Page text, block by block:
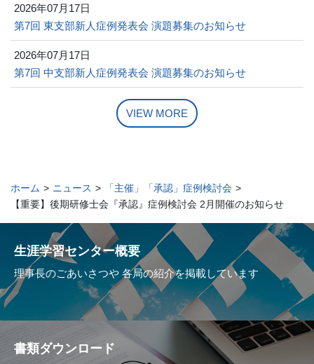
2026年07月17日
第7回 東支部新人症例発表会 演題募集のお知らせ
2026年07月17日
第7回 中支部新人症例発表会 演題募集のお知らせ
VIEW MORE
ホーム > ニュース > 「主催」「承認」症例検討会 >
【重要】後期研修士会『承認』症例検討会 2月開催のお知らせ
生涯学習センター概要
理事長のごあいさつや 各局の紹介を掲載しています
書類ダウンロード